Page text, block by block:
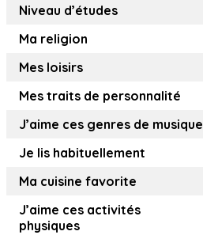
Niveau d’études
Ma religion
Mes loisirs
Mes traits de personnalité
J’aime ces genres de musique
Je lis habituellement
Ma cuisine favorite
J’aime ces activités
physiques